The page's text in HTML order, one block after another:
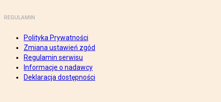
REGULAMIN
Polityka Prywatności
Zmiana ustawień zgód
Regulamin serwisu
Informacje o nadawcy
Deklaracja dostępności